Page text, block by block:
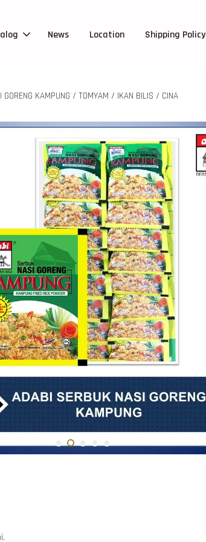
News Location Shipping Policy
GORENG KAMPUNG / TOMYAM / IKAN BILIS / CINA